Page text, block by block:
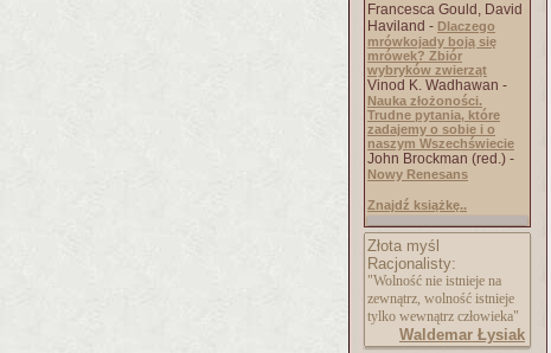
Francesca Gould, David
Haviland - Dlaczego
mrówkojady boją się
mrówek? Zbiór
wybryków zwierząt
Vinod K. Wadhawan -
Nauka złożoności.
Trudne pytania, które
zadajemy o sobie i o
naszym Wszechświecie
John Brockman (red.) -
Nowy Renesans
Znajdź książkę..
Złota myśl
Racjonalisty:
"Wolność nie istnieje na
zewnątrz, wolność istnieje
tylko wewnątrz człowieka"
Waldemar Łysiak